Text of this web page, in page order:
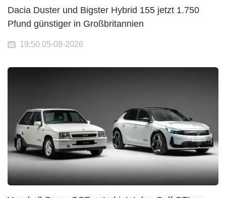
Dacia Duster und Bigster Hybrid 155 jetzt 1.750
Pfund günstiger in Großbritannien
19:50 05-08-2026